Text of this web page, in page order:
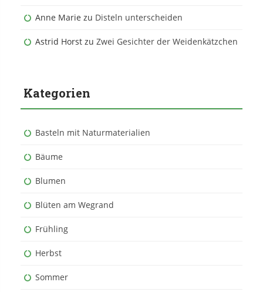
Anne Marie zu Disteln unterscheiden
Astrid Horst zu Zwei Gesichter der Weidenkätzchen
Kategorien
Basteln mit Naturmaterialien
Bäume
Blumen
Blüten am Wegrand
Frühling
Herbst
Sommer